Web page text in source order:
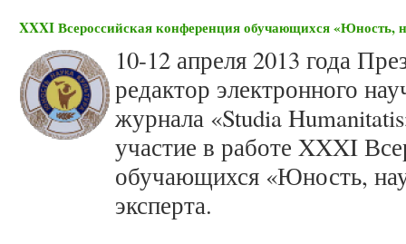
XXXI Всероссийская конференция обучающихся «Юность,
10-12 апреля 2013 года
редактор электронного
журнала «Studia
участие в работе XXXI
обучающихся «Юность,
эксперта.